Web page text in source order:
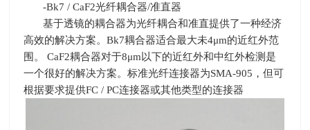
-Bk7 / CaF2光纤耦合器/准直器
基于透镜的耦合器为光纤耦合和准直提供了一种经济
高效的解决方案。Bk7耦合器适合最大未4μm的近红外范
围。CaF2耦合器对于8μm以下的近红外和中红外检测是
一个很好的解决方案。标准光纤连接器为SMA-905 ，但可
根据要求提供FC / PC连接器或其他类型的连接器